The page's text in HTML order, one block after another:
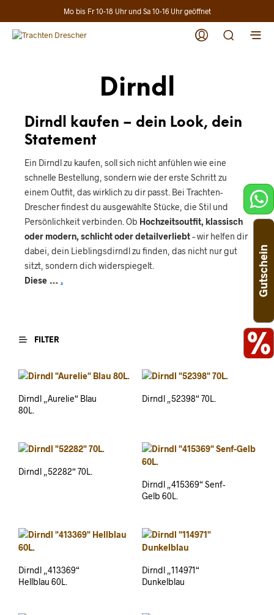
Mo bis Fr 10-18 Uhr und Sa 10-16 Uhr geöffnet
Dirndl
Dirndl kaufen – dein Look, dein
Statement
Ein Dirndl zu kaufen, soll sich nicht anfühlen wie eine
schnelle Bestellung, sondern wie der erste Schritt zu
einem Outfit, das wirklich zu dir passt. Bei Trachten-
Drescher findest du ausgewählte Stücke, die Stil und
Persönlichkeit verbinden. Ob Hochzeitsoutfit, klassisch
oder modern, schlicht oder detailverliebt– wir helfen dir
dabei, dein Lieblingsdirndl zu finden, das nicht nur gut
sitzt, sondern dich widerspiegelt.
Diese … .
FILTER
Dirndl „Aurelie“ Blau
80L.
Dirndl „52398“ 70L.
Dirndl „52282“ 70L.
Dirndl „415369“ Senf-
Gelb 60L.
Dirndl „413369“
Hellblau 60L.
Dirndl „114971“
Dunkelblau
Gutschein
%